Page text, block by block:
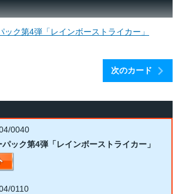
ク第4弾「レインボーストライカー」
次のカード
0040
ック第4弾「レインボーストライカー」
0110